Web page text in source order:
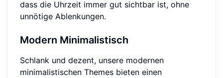
dass die Uhrzeit immer gut sichtbar ist, ohne
unnötige Ablenkungen.
Modern Minimalistisch
Schlank und dezent, unsere modernen
minimalistischen Themes bieten einen